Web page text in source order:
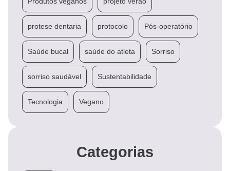
protese dentaria protocolo Pós-operatório
Saúde bucal saúde do atleta Sorriso
sorriso saudável Sustentabilidade
Tecnologia Vegano
Categorias